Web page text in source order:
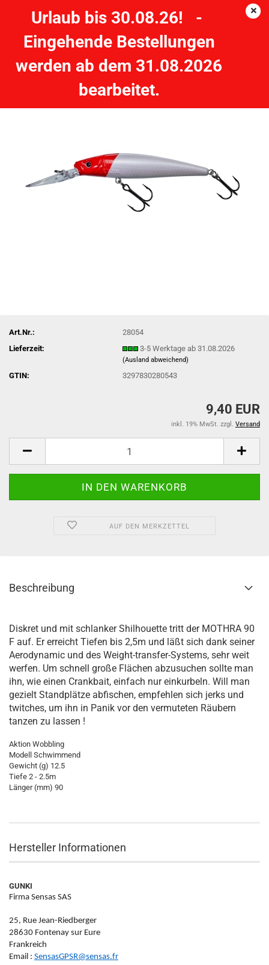
Urlaub bis 30.08.26! -
Eingehende Bestellungen
werden ab dem 31.08.2026
bearbeitet.
GUNKI Mothra 90F Red Head
Art.Nr.:
28054
Lieferzeit:
3-5 Werktage ab 31.08.2026
(Ausland abweichend)
GTIN: 3297830280543
9,40 EUR
inkl. 19% MwSt. zzgl. Versand
AUF DEN MERKZETTEL
Beschreibung
Diskret und mit schlanker Shilhouette tritt der MOTHRA 90
F auf. Er erreicht Tiefen bis 2,5m und läßt sich dank seiner
Aerodynamic und des Weight-transfer-Systems, sehr weit
werfen. Um schnell große Flächen abzusuchen sollte man
ihn, wie einen Crankbait, einfach nur einkurbeln. Will man
gezielt Standplätze abfischen, empfehlen sich jerks und
twitches, um ihn in Panik vor den vermuteten Räubern
tanzen zu lassen !
Aktion Wobbling
Modell Schwimmend
Gewicht (g) 12.5
Tiefe 2 - 2.5m
Länger (mm) 90
Hersteller Informationen
GUNKI
Firma Sensas SAS
25, Rue Jean-Riedberger
28630 Fontenay sur Eure
Frankreich
Email : SensasGPSR@sensas.fr